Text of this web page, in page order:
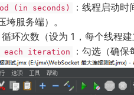
(in seconds)
：线程启动
服务端）。
循环次数（设为 1，每个线程建
each iteration ：勾选（确保